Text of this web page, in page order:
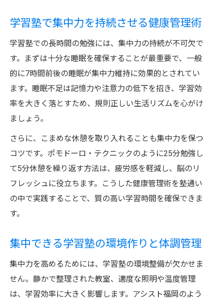
学習塾で集中力を持続させる健康管理術
学習塾での長時間の勉強には、集中力の持続が不可欠で
す。まずは十分な睡眠を確保することが最重要で、一般
的に7時間前後の睡眠が集中力維持に効果的とされてい
ます。睡眠不足は記憶力や注意力の低下を招き、学習効
率を大きく落とすため、規則正しい生活リズムを心がけ
ましょう。
さらに、こまめな休憩を取り入れることも集中力を保つ
コツです。ポモドーロ・テクニックのように25分勉強し
て5分休憩を繰り返す方法は、疲労感を軽減し、脳のリ
フレッシュに役立ちます。こうした健康管理術を塾通い
の中で実践することで、質の高い学習時間を確保できま
す。
集中できる学習塾の環境作りと体調管理
集中力を高めるためには、学習塾の環境整備が欠かせま
せん。静かで整理された教室、適度な照明や温度管理
は、学習効率に大きく影響します。アシスト福岡のよう